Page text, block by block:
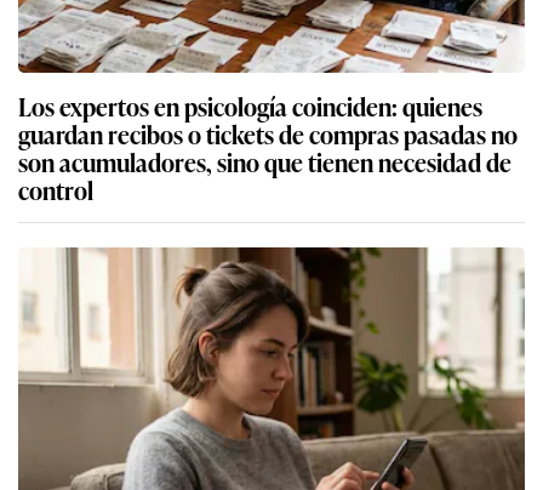
Los expertos en psicología coinciden: quienes
guardan recibos o tickets de compras pasadas no
son acumuladores, sino que tienen necesidad de
control